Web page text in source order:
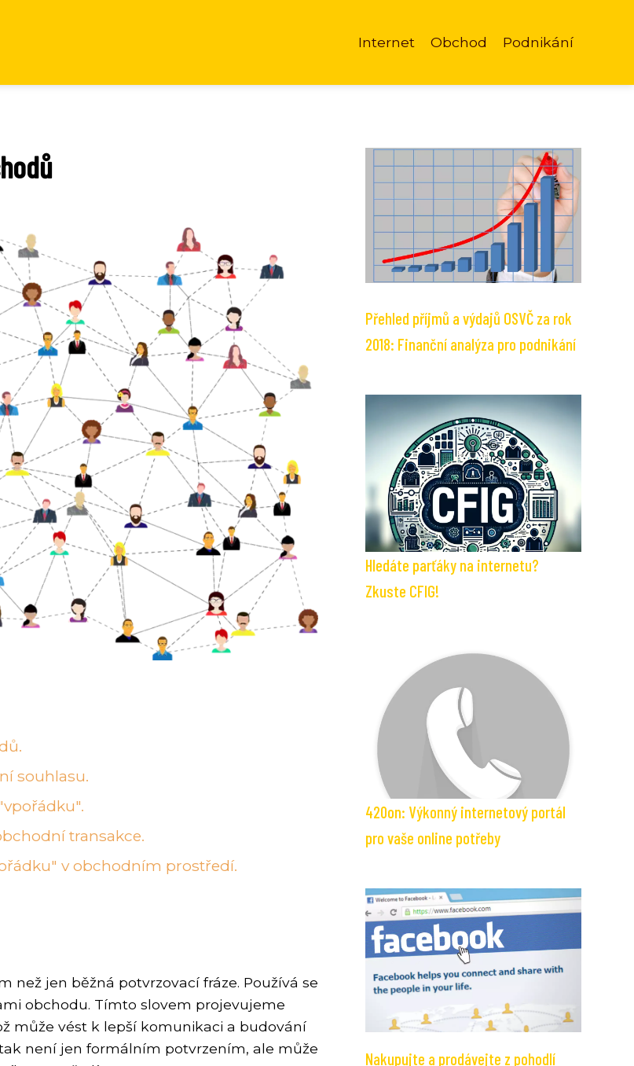
Internet Obchod Podnikání
souhlasu.
transakce.
v obchodním prostředí.
než jen běžná potvrzovací fráze. Používá se
obchodu. Tímto slovem projevujeme
může vést k lepší komunikaci a budování
není jen formálním potvrzením, ale může
Přehled příjmů a výdajů OSVČ za rok
2018: Finanční analýza pro podnikání
Hledáte parťáky na internetu?
Zkuste CFIG!
420on: Výkonný internetový portál
pro vaše online potřeby
Nakupujte a prodávejte z pohodlí